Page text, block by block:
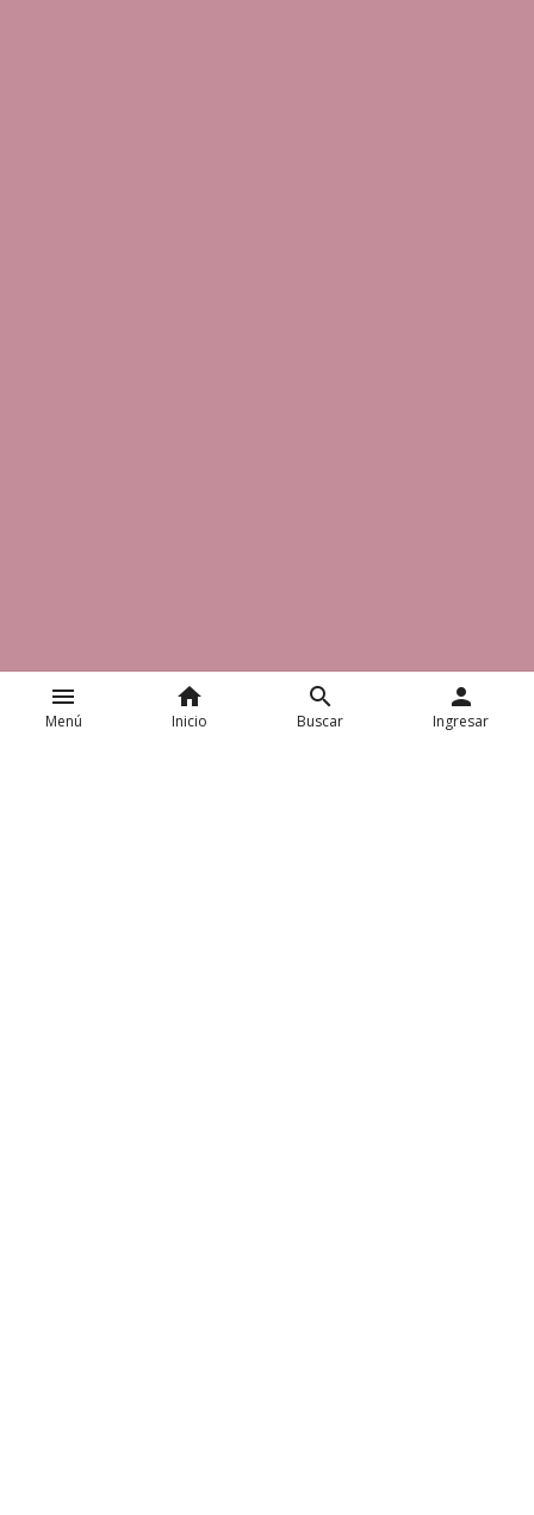
menu
Menú
home
Inicio
search
Buscar
person
Ingresar